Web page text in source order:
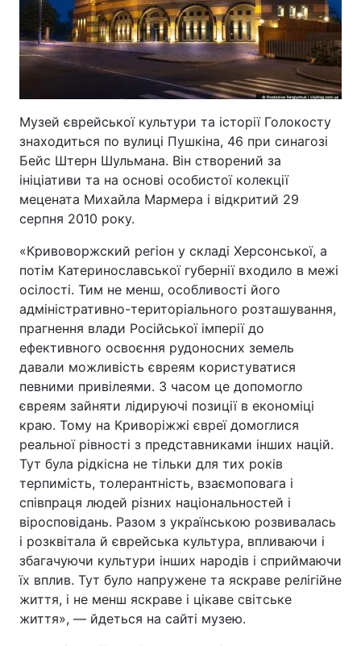
Музей єврейської культури та історії Голокосту
знаходиться по вулиці Пушкіна, 46 при синагозі
Бейс Штерн Шульмана. Він створений за
ініціативи та на основі особистої колекції
мецената Михайла Мармера і відкритий 29
серпня 2010 року.
«Кривоворжский регіон у складі Херсонської, а
потім Катеринославської губернії входило в межі
осілості. Тим не менш, особливості його
адміністративно-територіального розташування,
прагнення влади Російської імперії до
ефективного освоєння рудоносних земель
давали можливість євреям користуватися
певними привілеями. З часом це допомогло
євреям зайняти лідируючі позиції в економіці
краю. Тому на Криворіжжі євреї домоглися
реальної рівності з представниками інших націй.
Тут була рідкісна не тільки для тих років
терпимість, толерантність, взаємоповага і
співпраця людей різних національностей і
віросповідань. Разом з українською розвивалась
і розквітала й єврейська культура, впливаючи і
збагачуючи культури інших народів і сприймаючи
їх вплив. Тут було напружене та яскраве релігійне
життя, і не менш яскраве і цікаве світське
життя», — йдеться на сайті музею.